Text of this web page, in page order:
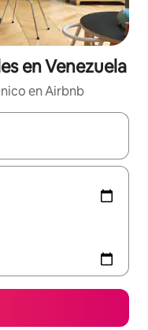
en Venezuela
en Airbnb
podrás navegar